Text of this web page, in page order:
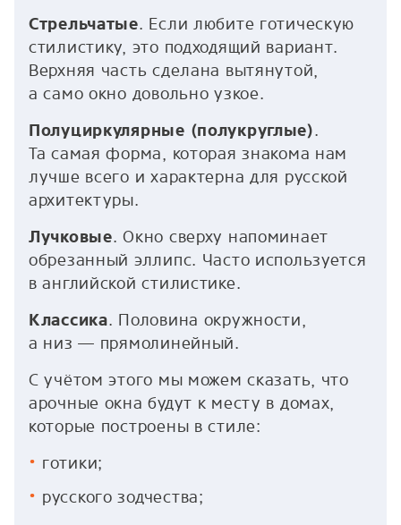
Стрельчатые. Если любите готическую
стилистику, это подходящий вариант.
Верхняя часть сделана вытянутой,
а само окно довольно узкое.
Полуциркулярные (полукруглые).
Та самая форма, которая знакома нам
лучше всего и характерна для русской
архитектуры.
Лучковые. Окно сверху напоминает
обрезанный эллипс. Часто используется
в английской стилистике.
Классика. Половина окружности,
а низ — прямолинейный.
С учётом этого мы можем сказать, что
арочные окна будут к месту в домах,
которые построены в стиле:
готики;
русского зодчества;